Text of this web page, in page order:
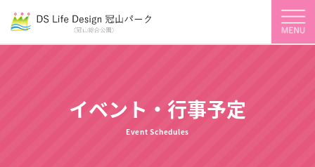
イベント・行事予定
Event Schedules